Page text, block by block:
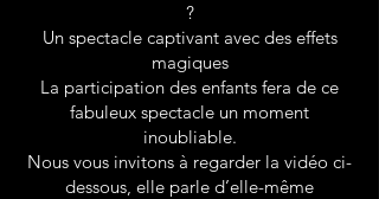
?
Un spectacle captivant avec des effets
magiques
La participation des enfants fera de ce
fabuleux spectacle un moment
inoubliable.
Nous vous invitons à regarder la vidéo ci-
dessous, elle parle d’elle-même